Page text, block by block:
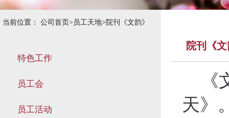
当前位置： 公司首页> 员工天地> 院刊《文韵》
特色工作
员工会
员工活动
院刊《
天》